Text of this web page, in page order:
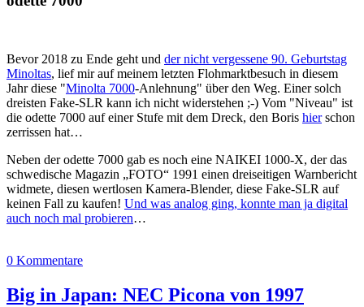
Bevor 2018 zu Ende geht und der nicht vergessene 90. Geburtstag
Minoltas, lief mir auf meinem letzten Flohmarktbesuch in diesem
Jahr diese "Minolta 7000-Anlehnung" über den Weg. Einer solch
dreisten Fake-SLR kann ich nicht widerstehen ;-) Vom "Niveau" ist
die odette 7000 auf einer Stufe mit dem Dreck, den Boris hierschon
zerrissen hat…
Neben der odette 7000 gab es noch eine NAIKEI 1000-X, der das
schwedische Magazin „FOTO“ 1991 einen dreiseitigen Warnbericht
widmete, diesen wertlosen Kamera-Blender, diese Fake-SLR auf
keinen Fall zu kaufen! Und was analog ging, konnte man ja digital
auch noch mal probieren…
0 Kommentare
Big in Japan: NEC Picona von 1997